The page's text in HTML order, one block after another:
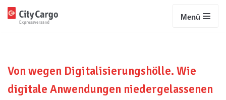
Menü
Von wegen Digitalisierungshölle. Wie
digitale Anwendungen niedergelassenen